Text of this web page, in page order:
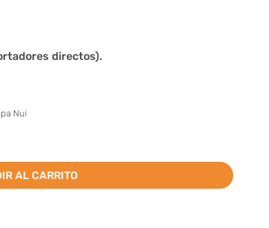
directos).
Nui
cantidad
AL CARRITO